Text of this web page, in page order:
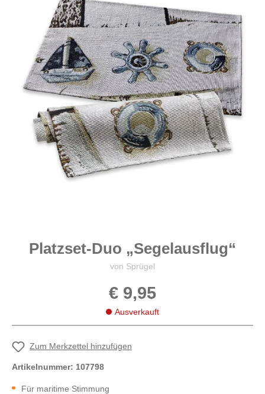
Platzset-Duo „Segelausflug“
von Sprügel
€ 9,95
Ausverkauft
Zum Merkzettel hinzufügen
Artikelnummer: 107798
Für maritime Stimmung